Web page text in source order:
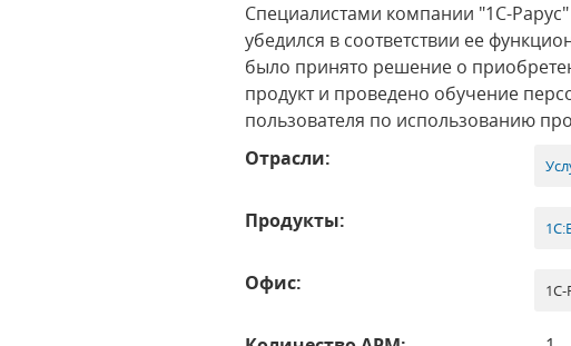
Специалистами компании "1С-
убедился в соответствии ее
было принято решение о
продукт и проведено обучение
пользователя по использованию
Отрасли:
Продукты:
Офис: